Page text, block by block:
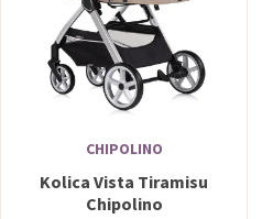
CHIPOLINO
Kolica Vista Tiramisu
Chipolino